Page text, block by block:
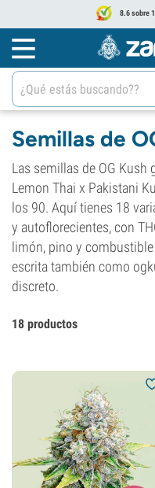
8.6 sobre
Semillas de
Las semillas de OG Kush
Lemon Thai x Pakistani
los 90. Aquí tienes 18
y autoflorecientes, con
limón, pino y
escrita también como
discreto.
18 productos